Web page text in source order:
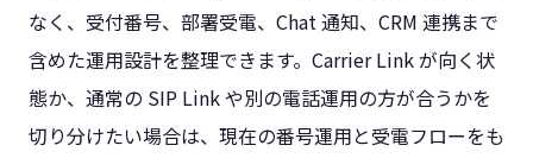
なく、受付番号、部署受電、Chat 通知、CRM 連携まで
含めた運用設計を整理できます。Carrier Link が向く状
態か、通常の SIP Link や別の電話運用の方が合うかを
切り分けたい場合は、現在の番号運用と受電フローをも